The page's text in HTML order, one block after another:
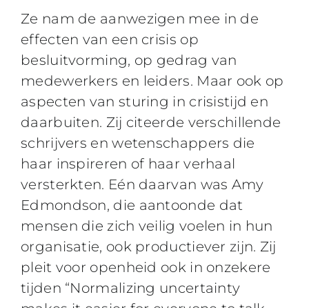
Ze nam de aanwezigen mee in de
effecten van een crisis op
besluitvorming, op gedrag van
medewerkers en leiders. Maar ook op
aspecten van sturing in crisistijd en
daarbuiten. Zij citeerde verschillende
schrijvers en wetenschappers die
haar inspireren of haar verhaal
versterkten. Eén daarvan was Amy
Edmondson, die aantoonde dat
mensen die zich veilig voelen in hun
organisatie, ook productiever zijn. Zij
pleit voor openheid ook in onzekere
tijden “Normalizing uncertainty